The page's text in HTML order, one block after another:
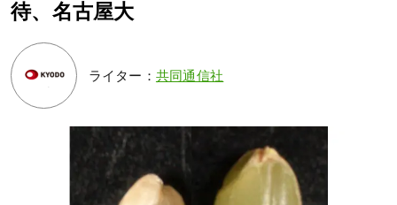
待、名古屋大
ライター： 共同通信社